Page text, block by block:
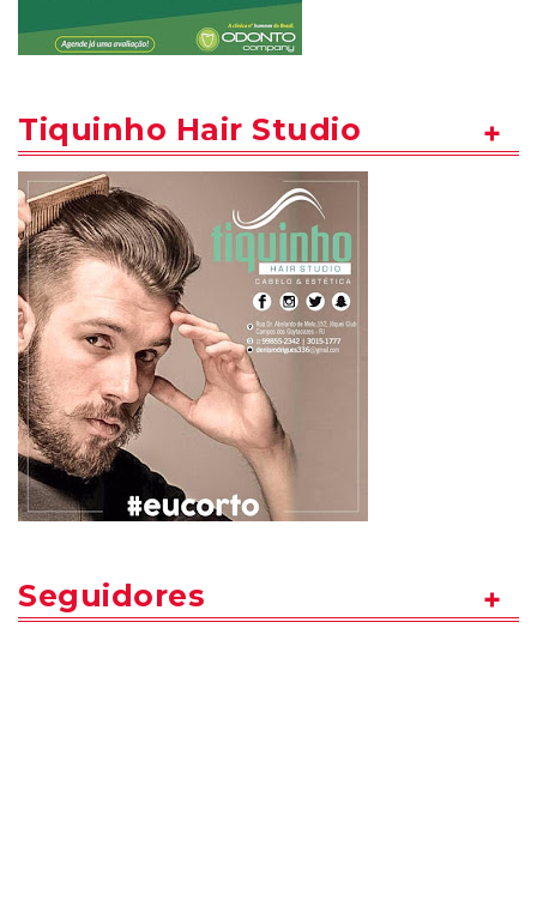
Tiquinho Hair Studio
Seguidores